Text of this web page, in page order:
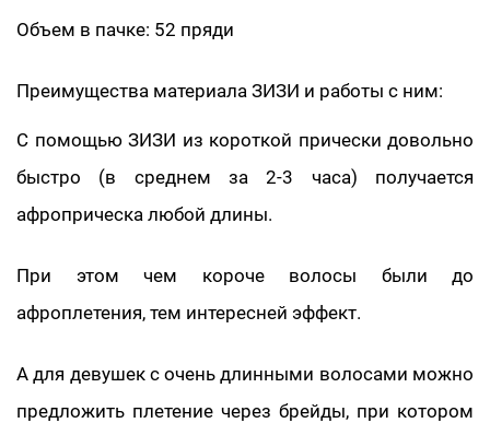
Объем в пачке: 52 пряди
Преимущества материала ЗИЗИ и работы с ним:
С помощью ЗИЗИ из короткой прически довольно
быстро (в среднем за 2-3 часа) получается
афроприческа любой длины.
При этом чем короче волосы были до
афроплетения, тем интересней эффект.
А для девушек с очень длинными волосами можно
предложить плетение через брейды, при котором